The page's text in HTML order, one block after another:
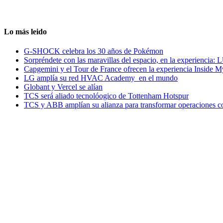
Lo más leido
G-SHOCK celebra los 30 años de Pokémon
Sorpréndete con las maravillas del espacio, en la experiencia:
Capgemini y el Tour de France ofrecen la experiencia Inside
LG amplía su red HVAC Academy en el mundo
Globant y Vercel se alían
TCS será aliado tecnolóogico de Tottenham Hotspur
TCS y ABB amplían su alianza para transformar operaciones